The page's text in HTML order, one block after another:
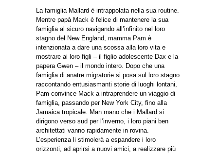
La famiglia Mallard è intrappolata nella sua routine.
Mentre papà Mack è felice di mantenere la sua
famiglia al sicuro navigando all’infinito nel loro
stagno del New England, mamma Pam è
intenzionata a dare una scossa alla loro vita e
mostrare ai loro figli – il figlio adolescente Dax e la
papera Gwen – il mondo intero. Dopo che una
famiglia di anatre migratorie si posa sul loro stagno
raccontando entusiasmanti storie di luoghi lontani,
Pam convince Mack a intraprendere un viaggio di
famiglia, passando per New York City, fino alla
Jamaica tropicale. Man mano che i Mallard si
dirigono verso sud per l’inverno, i loro piani ben
architettati vanno rapidamente in rovina.
L’esperienza li stimolerà a espandere i loro
orizzonti, ad aprirsi a nuovi amici, a realizzare più